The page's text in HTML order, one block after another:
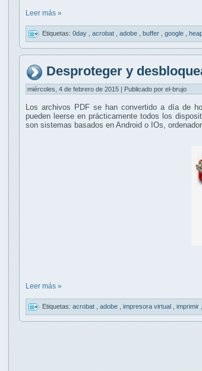
Leer más »
Etiquetas: 0day acrobat adobe buffer google
Desproteger y
miércoles, 4 de febrero de 2015 | Publicado por el-brujo
Los archivos PDF se han convertido a día de
pueden leerse en prácticamente todos los
son sistemas basados en Android o IOs,
Leer más »
Etiquetas: acrobat adobe impresora virtual imprimir